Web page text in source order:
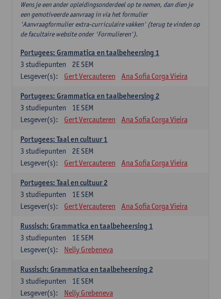
Wens je een ander opleidingsonderdeel op te nemen, dan dien je
een gemotiveerde aanvraag in via het formulier
'Aanvraagformulier extra-curriculaire vakken' (terug te vinden op
de facultaire website onder 'Formulieren').
Portugees: Grammatica en taalbeheersing 1
2E SEM
3 studiepunten
Lesgever(s):
Gert Vercauteren Ana Sofia Corga Vieira
Portugees: Grammatica en taalbeheersing 2
1E SEM
3 studiepunten
Lesgever(s):
Gert Vercauteren Ana Sofia Corga Vieira
Portugees: Taal en cultuur 1
2E SEM
3 studiepunten
Lesgever(s):
Gert Vercauteren Ana Sofia Corga Vieira
Portugees: Taal en cultuur 2
1E SEM
3 studiepunten
Lesgever(s):
Gert Vercauteren Ana Sofia Corga Vieira
Russisch: Grammatica en taalbeheersing 1
1E SEM
3 studiepunten
Lesgever(s):
Nelly Grebeneva
Russisch: Grammatica en taalbeheersing 2
1E SEM
3 studiepunten
Lesgever(s):
Nelly Grebeneva